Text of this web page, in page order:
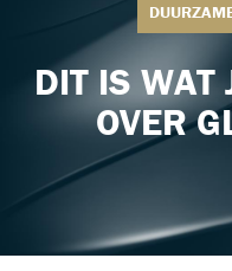
DIT IS WAT
OVER